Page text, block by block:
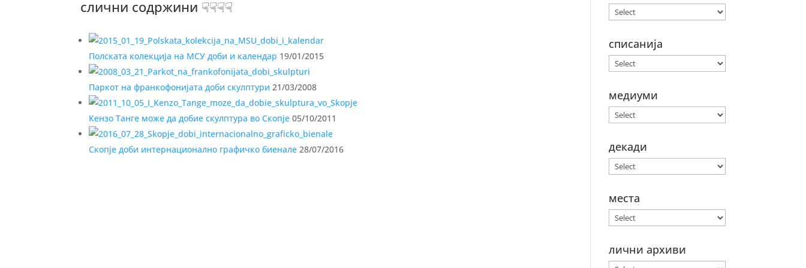
слични содржини ☟☟☟☟
Полската колекција на МСУ доби и календар 19/01/2015
Паркот на франкофонијата доби скулптури 21/03/2008
Кензо Танге може да добие скулптура во Скопје 05/10/2011
Скопје доби интернационално графичко биенале 28/07/2016
списанија
медиуми
декади
места
лични архиви